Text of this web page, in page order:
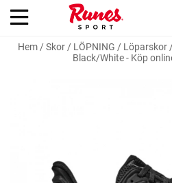
Hem/Skor/ LÖPNING / Löparskor
Black/White - Köp